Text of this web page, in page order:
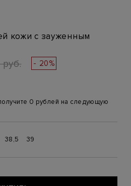
кожи с зауженным
- 20%
0 рублей на следующую
38,5 39